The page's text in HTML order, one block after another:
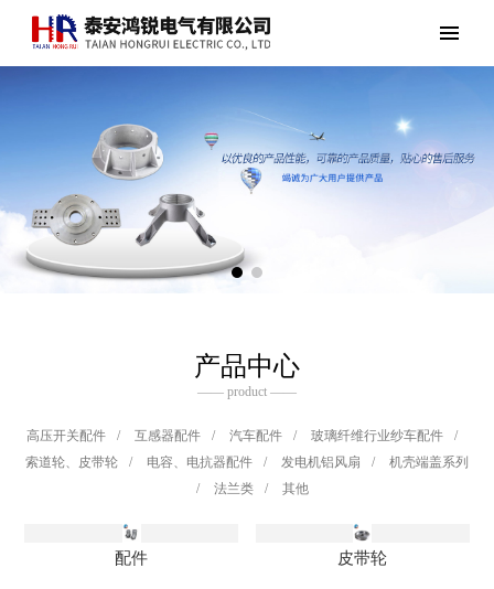
产品中心
—— product ——
高压开关配件 / 互感器配件 / 汽车配件 / 玻璃纤维行业纱车配件
/
索道轮、皮带轮
/ 电容、电抗器配件 / 发电机铝风扇 /
机壳端盖系列
/
法兰类 / 其他
配件 皮带轮